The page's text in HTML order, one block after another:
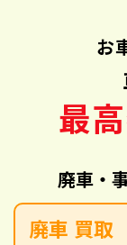
お
最
廃車・
廃車 買取